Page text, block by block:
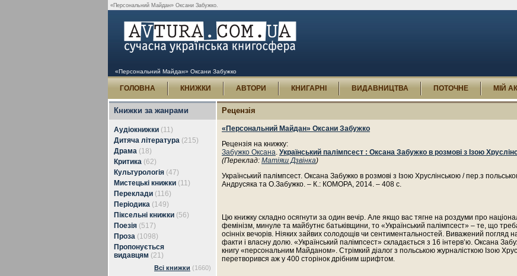
«Персональний Майдан» Оксани Забужко.
«Персональний Майдан» Оксани Забужко
ГОЛОВНА КНИЖКИ АВТОРИ КНИГАРНІ ВИДАВНИЦТВА ПОТОЧНЕ МІЙ
Книжки за жанрами
Аудіокнижки (11)
Дитяча література (215)
Драма (18)
Критика (62)
Культурологія (47)
Мистецькі книжки (11)
Переклади (116)
Періодика (149)
Піксельні книжки (56)
Поезія (517)
Проза (1098)
Пропонується
видавцям (21)
Всі книжки (1660)
Рецензія
«Персональний Майдан» Оксани Забужко
Рецензія на книжку:
Забужко Оксана. Український палімпсест : Оксана Забужко в розмові з Ізою
(Переклад: Матіяш Дзвінка)
Український палімпсест. Оксана Забужко в розмові з Ізою Хруслінською / пер.з
Андрусяка та О.Забужко. – К.: КОМОРА, 2014. – 408 с.
Цю книжку складно осягнути за один вечір. Але якщо вас тягне на роздуми про
фемінізм, минуле та майбутнє батьківщини, то «Український палімпсест» – те, що
осінніх вечорів. Ніяких зайвих солодощів чи сентиментальностей. Виважений погляд на
факти і власну долю. «Український палімпсест» складається з 16 інтерв’ю. Оксана
книгу «персональним Майданом». Стрімкий діалог з польською журналісткою Ізою
перетворився аж у 400 сторінок дрібним шрифтом.